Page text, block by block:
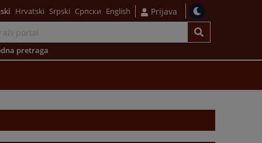
Hrvatski Srpski Српски English Prijava
pretraga